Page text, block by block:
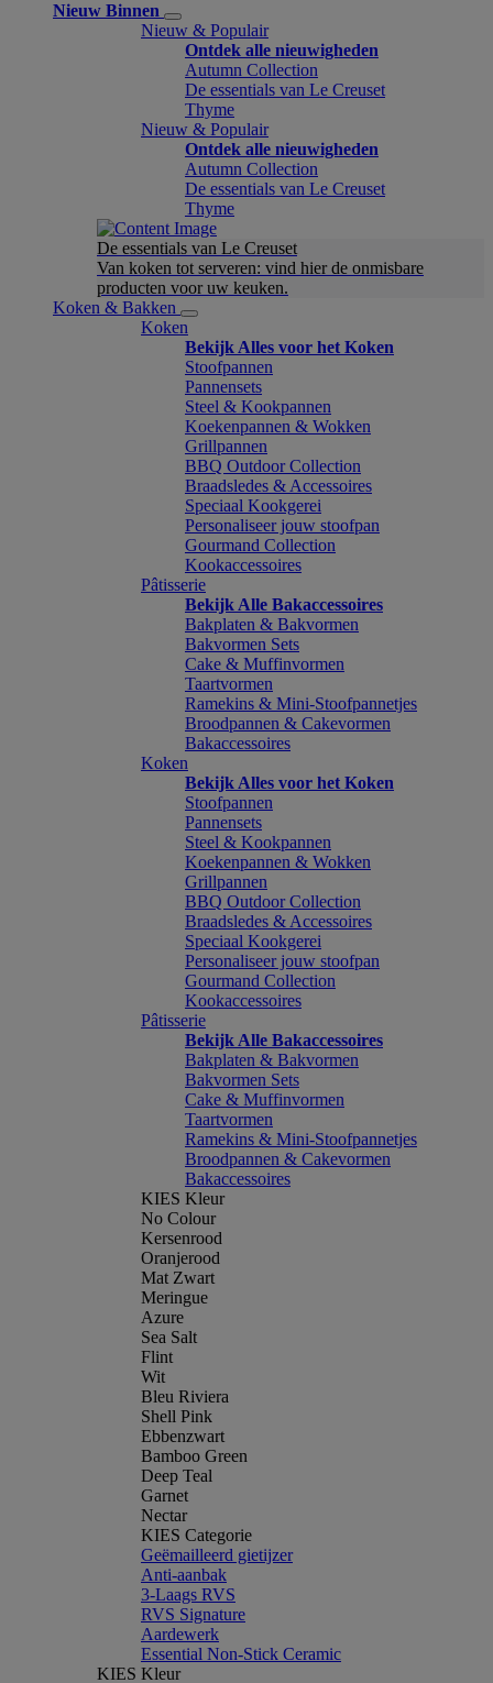
Nieuw Binnen
Nieuw & Populair
Ontdek alle nieuwigheden
Autumn Collection
De essentials van Le Creuset
Thyme
Nieuw & Populair
Ontdek alle nieuwigheden
Autumn Collection
De essentials van Le Creuset
Thyme
De essentials van Le Creuset
Van koken tot serveren: vind hier de onmisbare
producten voor uw keuken.
Koken & Bakken
Koken
Bekijk Alles voor het Koken
Stoofpannen
Pannensets
Steel & Kookpannen
Koekenpannen & Wokken
Grillpannen
BBQ Outdoor Collection
Braadsledes & Accessoires
Speciaal Kookgerei
Personaliseer jouw stoofpan
Gourmand Collection
Kookaccessoires
Pâtisserie
Bekijk Alle Bakaccessoires
Bakplaten & Bakvormen
Bakvormen Sets
Cake & Muffinvormen
Taartvormen
Ramekins & Mini-Stoofpannetjes
Broodpannen & Cakevormen
Bakaccessoires
Koken
Bekijk Alles voor het Koken
Stoofpannen
Pannensets
Steel & Kookpannen
Koekenpannen & Wokken
Grillpannen
BBQ Outdoor Collection
Braadsledes & Accessoires
Speciaal Kookgerei
Personaliseer jouw stoofpan
Gourmand Collection
Kookaccessoires
Pâtisserie
Bekijk Alle Bakaccessoires
Bakplaten & Bakvormen
Bakvormen Sets
Cake & Muffinvormen
Taartvormen
Ramekins & Mini-Stoofpannetjes
Broodpannen & Cakevormen
Bakaccessoires
KIES Kleur
No Colour
Kersenrood
Oranjerood
Mat Zwart
Meringue
Azure
Sea Salt
Flint
Wit
Bleu Riviera
Shell Pink
Ebbenzwart
Bamboo Green
Deep Teal
Garnet
Nectar
KIES Categorie
Geëmailleerd gietijzer
Anti-aanbak
3-Laags RVS
RVS Signature
Aardewerk
Essential Non-Stick Ceramic
KIES Kleur